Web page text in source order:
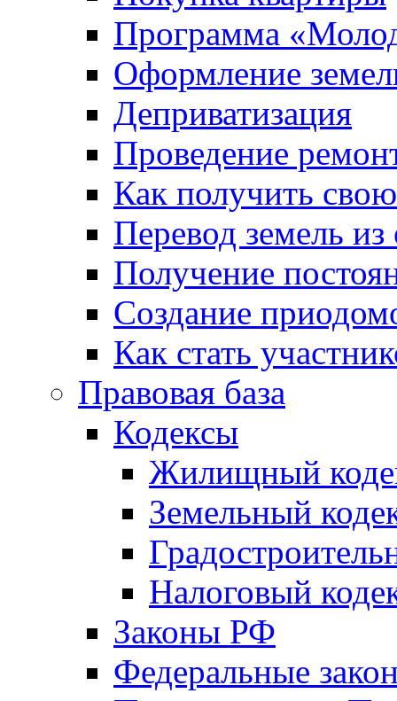
Программа
Оформление
Деприватизация
Проведение
Как получить
Перевод земель
Получение
Создание
Как стать
Правовая база
Кодексы
Жилищный
Земельный
Налоговый
Законы РФ
Федеральные